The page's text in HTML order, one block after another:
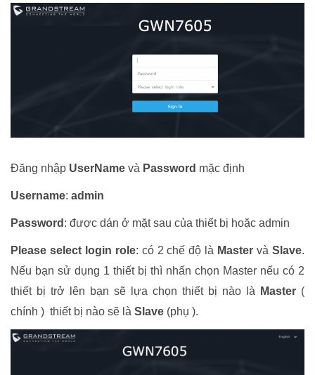
Đăng nhập UserName và Password mặc định
Username: admin
Password : được dán ở mặt sau của thiết bị hoặc admin
Please select login role: có 2 chế độ là Master vàSlave.
Nếu bạn sử dụng 1 thiết bị thì nhấn chọn Master nếu có 2
thiết bị trở lên bạn sẽ lựa chọn thiết bị nào là
Master (
chính ) thiết bị nào sẽ là Slave (phụ ).